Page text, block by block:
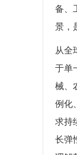
备、
景，
从全
于单
械、
例化
求持
长弹